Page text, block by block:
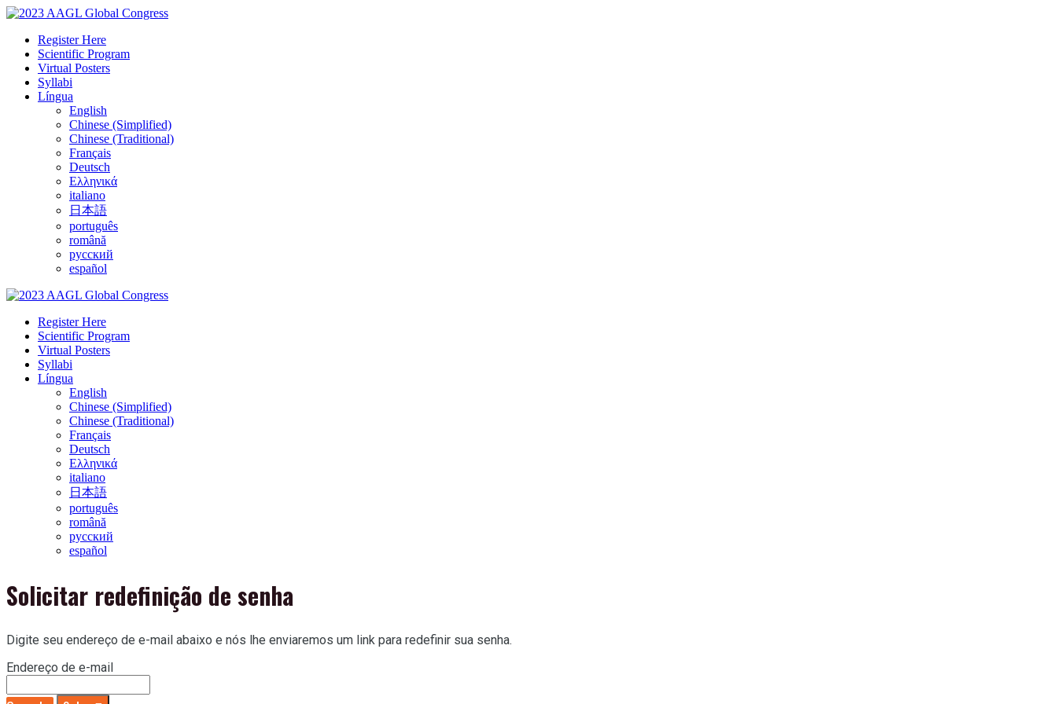
Register Here
Scientific Program
Virtual Posters
Syllabi
Língua
English
Chinese (Simplified)
Chinese (Traditional)
Français
Deutsch
Ελληνικά
italiano
日本語
português
română
русский
español
Register Here
Scientific Program
Virtual Posters
Syllabi
Língua
English
Chinese (Simplified)
Chinese (Traditional)
Français
Deutsch
Ελληνικά
italiano
日本語
português
română
русский
español
Solicitar redefinição de senha
Digite seu endereço de e-mail abaixo e nós lhe enviaremos um link para redefinir sua senha.
Endereço de e-mail